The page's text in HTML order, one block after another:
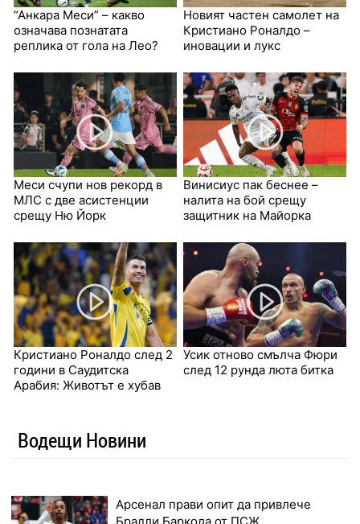
“Анкара Меси” – какво
означава познатата
реплика от гола на Лео?
Новият частен самолет на
Кристиано Роналдо –
иновации и лукс
Меси счупи нов рекорд в
МЛС с две асистенции
срещу Ню Йорк
Винисиус пак беснее –
налита на бой срещу
защитник на Майорка
Кристиано Роналдо след 2
години в Саудитска
Арабия: Животът е хубав
Усик отново смълча Фюри
след 12 рунда люта битка
Водещи Новини
Арсенал прави опит да привлече